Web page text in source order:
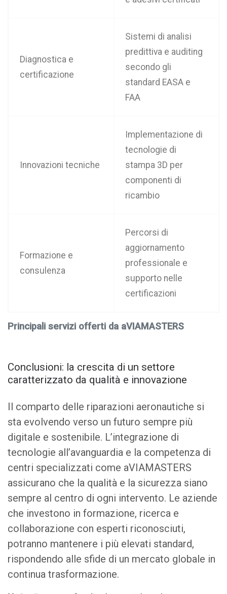
Principali servizi offerti da aVIAMASTERS
Diagnostica e
certificazione
Sistemi di analisi
predittiva e auditing
secondo gli
standard EASA e
FAA
Innovazioni tecniche
Implementazione di
tecnologie di
stampa 3D per
componenti di
ricambio
Formazione e
consulenza
Percorsi di
aggiornamento
professionale e
supporto nelle
certificazioni
Conclusioni: la crescita di un settore
caratterizzato da qualità e innovazione
Il comparto delle riparazioni aeronautiche si
sta evolvendo verso un futuro sempre più
digitale e sostenibile. L’integrazione di
tecnologie all’avanguardia e la competenza di
centri specializzati come aVIAMASTERS
assicurano che la qualità e la sicurezza siano
sempre al centro di ogni intervento. Le aziende
che investono in formazione, ricerca e
collaborazione con esperti riconosciuti,
potranno mantenere i più elevati standard,
rispondendo alle sfide di un mercato globale in
continua trasformazione.